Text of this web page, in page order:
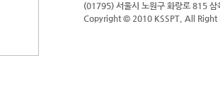
(01795) 서울시 노원구 화랑로 815
Copyright © 2010 KSSPT, All Right